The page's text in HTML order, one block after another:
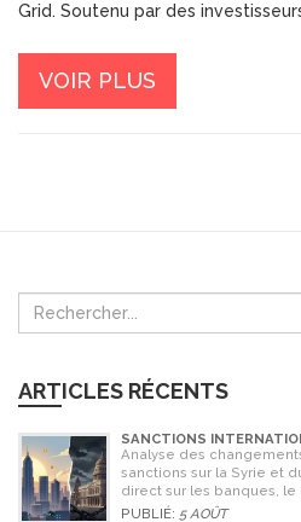
Grid. Soutenu par des
VOIR PLUS
ARTICLES RÉCENTS
SANCTIONS
CUBA : L'IMPACT MAJEUR
Analyse des
sanctions sur la Syrie et
direct sur les banques,
cryptomonnaies comme
PUBLIÉ: 5 AOÛT